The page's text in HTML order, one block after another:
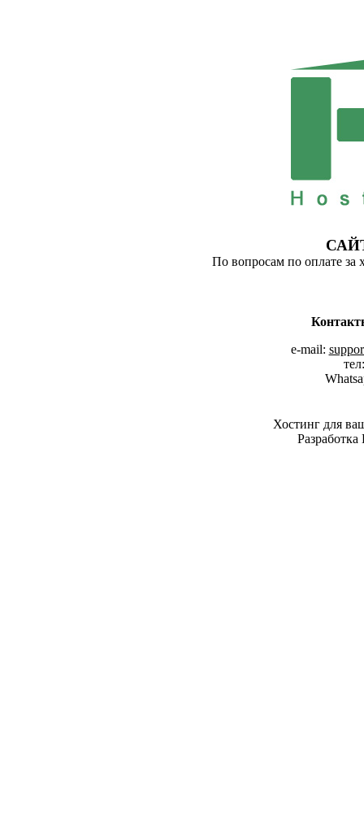
По вопросам по оплате за
e-mail:
Хостинг для